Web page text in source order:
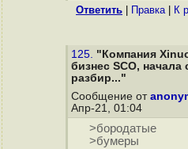
Ответить Правка| К
125. "Компания
бизнес SCO, начала
разбир..."
Сообщение от
Апр-21, 01:04
>бородатые
>бумеры